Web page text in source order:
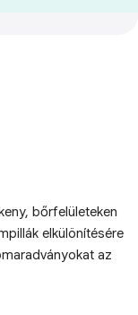
bőrfelületeken
elkülönítésére
az